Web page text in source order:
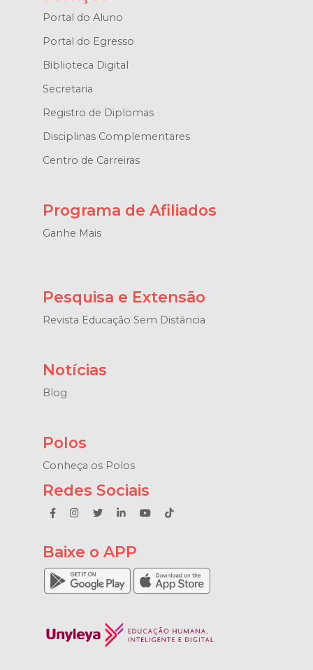
Portal do Aluno
Portal do Egresso
Biblioteca Digital
Secretaria
Registro de Diplomas
Disciplinas Complementares
Centro de Carreiras
Programa de Afiliados
Ganhe Mais
Pesquisa e Extensão
Revista Educação Sem Distância
Notícias
Blog
Polos
Conheça os Polos
Redes Sociais
Baixe o APP